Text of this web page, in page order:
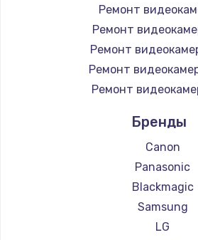
Ремонт
Ремонт
Ремонт
Ремонт
Ремонт
Бренды
Canon
Panasonic
Blackmagic
Samsung
LG